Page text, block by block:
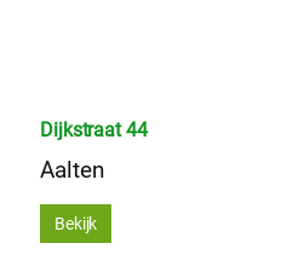
Dijkstraat 44
Aalten
Bekijk